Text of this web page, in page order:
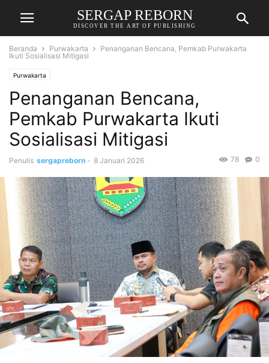
SERGAP REBORN
DISCOVER THE ART OF PUBLISHING
Beranda Purwakarta
Penanganan Bencana, Pemkab Purwakarta
Ikuti Sosialisasi Mitigasi
Purwakarta
Penanganan Bencana,
Pemkab Purwakarta Ikuti
Sosialisasi Mitigasi
Penulis sergapreborn - 8 Januari 2026 0
78